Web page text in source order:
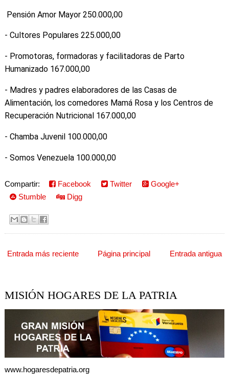
Pensión Amor Mayor 250.000,00
- Cultores Populares 225.000,00
- Promotoras, formadoras y facilitadoras de Parto
Humanizado 167.000,00
- Madres y padres elaboradores de las Casas de
Alimentación, los comedores Mamá Rosa y los Centros de
Recuperación Nutricional 167.000,00
- Chamba Juvenil 100.000,00
- Somos Venezuela 100.000,00
Compartir: Facebook Twitter
Google+
Stumble
Digg
Entrada más reciente Entrada antigua
Página principal
MISIÓN HOGARES DE LA PATRIA
www.hogaresdepatria.org